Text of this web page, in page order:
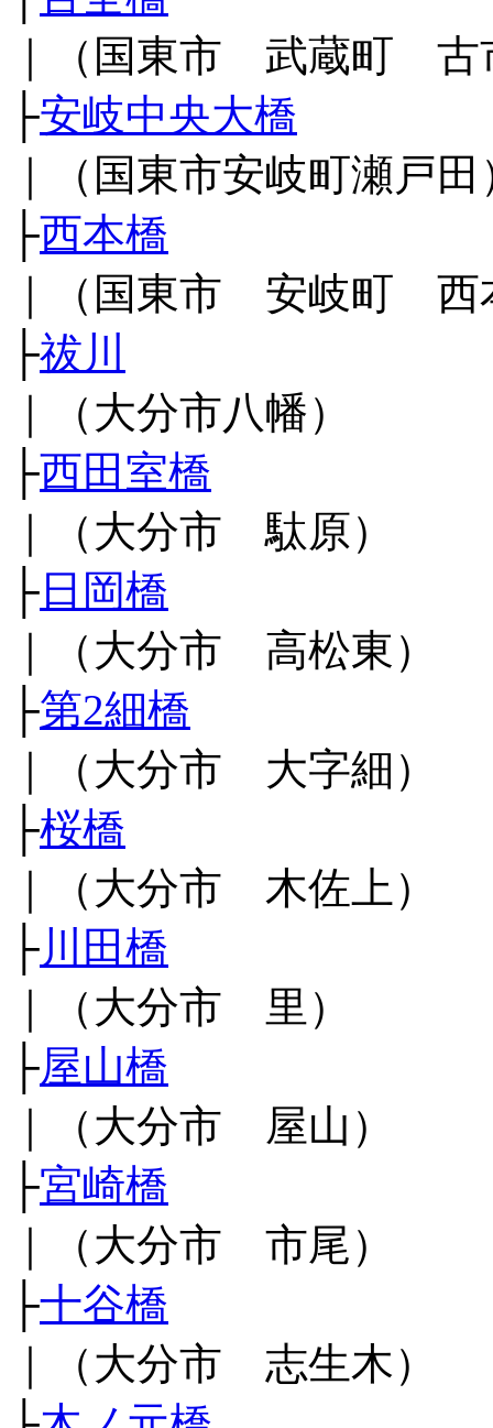
｜（国東市 武蔵町 古
├安岐中央大橋
｜（国東市安岐町瀬戸田
├西本橋
｜（国東市 安岐町 西
├祓川
｜（大分市八幡）
├西田室橋
｜（大分市 駄原）
├ 日岡橋
｜（大分市 高松東）
├第2細橋
｜（大分市 大字細）
├桜橋
｜（大分市 木佐上）
├川田橋
｜（大分市 里）
├屋山橋
｜（大分市 屋山）
├宮崎橋
｜（大分市 市尾）
├十谷橋
｜（大分市 志生木）